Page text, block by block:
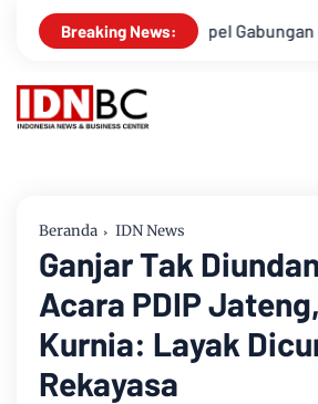
Breaking News:
Apel Gabungan Kesiapsiagaan
Beranda IDN News
Ganjar Tak
Acara PDIP
Kurnia: Layak
Rekayasa